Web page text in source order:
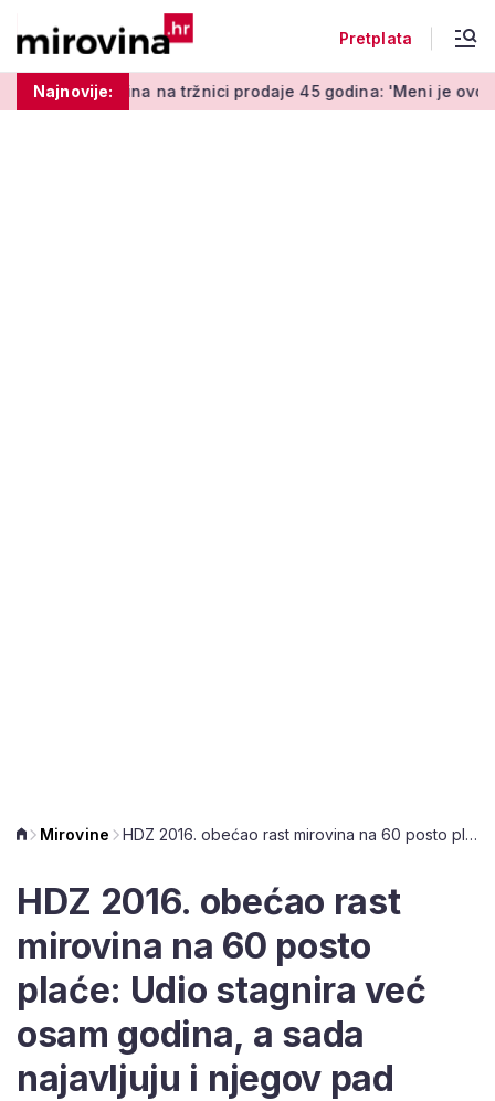
Pretplata
Najnovije:
tržnici prodaje 45 godina: 'Meni je ovo zabava i terapija'
Mirovine HDZ 2016. obećao rast mirovina na 60 posto plaće: Udio stagnira već osam godina, a sada najavljuju i njegov pad
HDZ 2016. obećao rast
mirovina na 60 posto
plaće: Udio stagnira već
osam godina, a sada
najavljuju i njegov pad